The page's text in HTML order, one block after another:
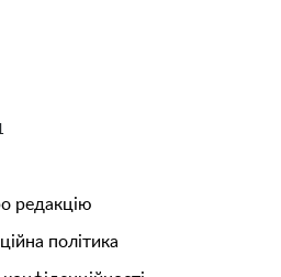
редакцію
політика